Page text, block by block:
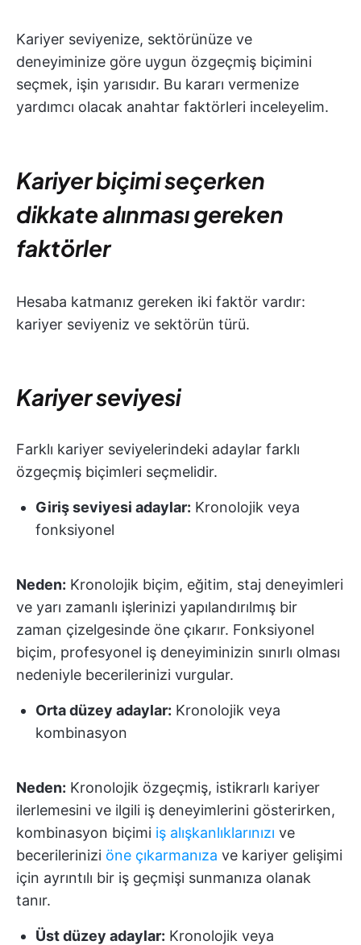
Kariyer seviyenize, sektörünüze ve
deneyiminize göre uygun özgeçmiş biçimini
seçmek, işin yarısıdır. Bu kararı vermenize
yardımcı olacak anahtar faktörleri inceleyelim.
Kariyer biçimi seçerken
dikkate alınması gereken
faktörler
Hesaba katmanız gereken iki faktör vardır:
kariyer seviyeniz ve sektörün türü.
Kariyer seviyesi
Farklı kariyer seviyelerindeki adaylar farklı
özgeçmiş biçimleri seçmelidir.
Giriş seviyesi adaylar: Kronolojik veya
fonksiyonel
Neden: Kronolojik biçim, eğitim, staj deneyimleri
ve yarı zamanlı işlerinizi yapılandırılmış bir
zaman çizelgesinde öne çıkarır. Fonksiyonel
biçim, profesyonel iş deneyiminizin sınırlı olması
nedeniyle becerilerinizi vurgular.
Orta düzey adaylar: Kronolojik veya
kombinasyon
Neden: Kronolojik özgeçmiş, istikrarlı kariyer
ilerlemesini ve ilgili iş deneyimlerini gösterirken,
kombinasyon biçimi iş alışkanlıklarınızı ve
becerilerinizi öne çıkarmanıza ve kariyer gelişimi
için ayrıntılı bir iş geçmişi sunmanıza olanak
tanır.
Üst düzey adaylar: Kronolojik veya